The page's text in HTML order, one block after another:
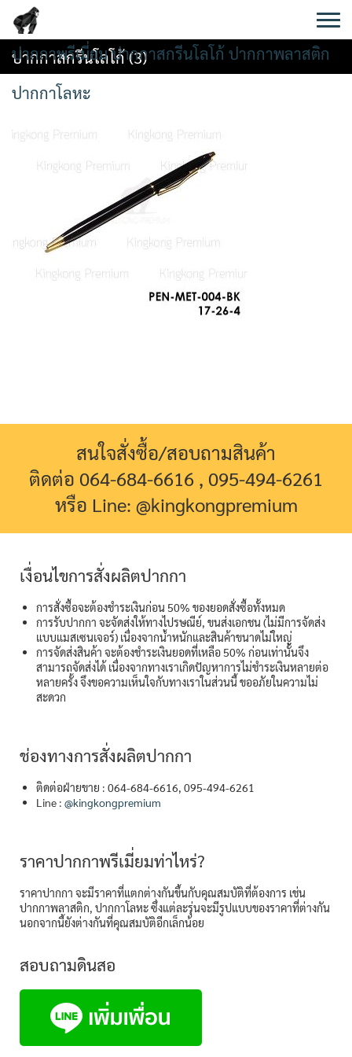
content
ปากกาพรีเมี่ยม ปากกาสกรีนโลโก้ ปากกาพลาสติก
ปากกาโลหะ
ปากกาสกรีนโลโก้ (3)
สนใจสั่งซื้อ/สอบถามสินค้า
ติดต่อ 064-684-6616 , 095-494-6261
หรือ Line: @kingkongpremium
เงื่อนไขการสั่งผลิตปากกา
การสั่งซื้อจะต้องชำระเงินก่อน 50% ของยอดสั่งซื้อทั้งหมด
การรับปากกา จะจัดส่งให้ทางไปรษณีย์, ขนส่งเอกชน (ไม่มีการจัดส่ง
แบบแมสเซนเจอร์) เนื่องจากน้ำหนักและสินค้าขนาดไม่ใหญ่
การจัดส่งสินค้า จะต้องชำระเงินยอดที่เหลือ 50% ก่อนเท่านั้นจึง
สามารถจัดส่งได้ เนื่องจากทางเราเกิดปัญหาการไม่ชำระเงินหลายต่อ
หลายครั้ง จึงขอความเห็นใจกับทางเราในส่วนนี้ ขออภัยในความไม่
สะดวก
ช่องทางการสั่งผลิตปากกา
ติดต่อฝ่ายขาย : 064-684-6616, 095-494-6261
Line : @kingkongpremium
ราคาปากกาพรีเมี่ยมท่าไหร่?
ราคาปากกา จะมีราคาที่แตกต่างกันขึ้นกับคุณสมบัติที่ต้องการ เช่น
ปากกาพลาสติก, ปากกาโลหะ ซึ่งแต่ละรุ่นจะมีรูปแบบของราคาที่ต่างกัน
นอกจากนี้ยังต่างกันที่คุณสมบัติอีกเล็กน้อย
สอบถามดินสอ